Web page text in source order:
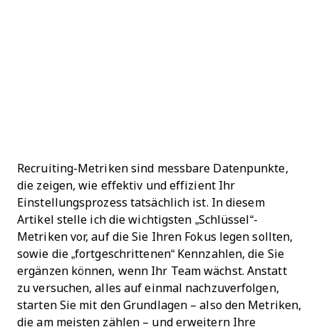
Recruiting-Metriken sind messbare Datenpunkte,
die zeigen, wie effektiv und effizient Ihr
Einstellungsprozess tatsächlich ist. In diesem
Artikel stelle ich die wichtigsten „Schlüssel“-
Metriken vor, auf die Sie Ihren Fokus legen sollten,
sowie die „fortgeschrittenen“ Kennzahlen, die Sie
ergänzen können, wenn Ihr Team wächst. Anstatt
zu versuchen, alles auf einmal nachzuverfolgen,
starten Sie mit den Grundlagen – also den Metriken,
die am meisten zählen – und erweitern Ihre